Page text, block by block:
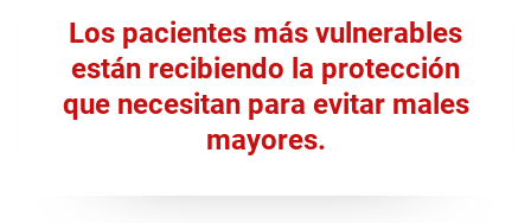
Los pacientes más vulnerables
están recibiendo la protección
que necesitan para evitar males
mayores.